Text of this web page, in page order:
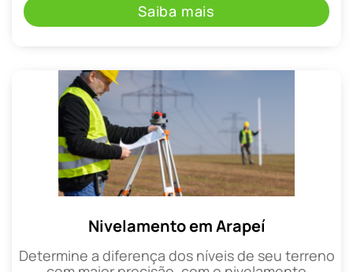
Saiba mais
Nivelamento em Arapeí
Determine a diferença dos níveis de seu terreno